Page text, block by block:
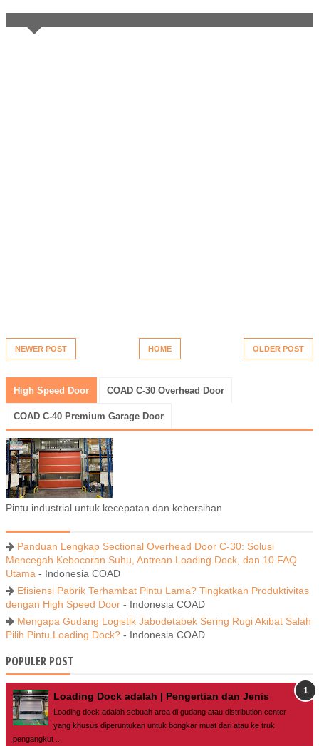
NEWER POST OLDER POST
HOME
High Speed Door COAD C-30 Overhead Door
COAD C-40 Premium Garage Door
Pintu industrial untuk kecepatan dan kebersihan
Panduan Lengkap Sectional Overhead Door C-30: Solusi
Mencegah Kebocoran Suhu, Antrean Loading Dock, dan 10 FAQ
Utama - Indonesia COAD
Efisiensi Pabrik Terhambat Pintu Lama? Tingkatkan Produktivitas
dengan High Speed Door - Indonesia COAD
Mengapa Gudang Logistik Jabodetabek Sering Rugi Akibat Salah
Pilih Pintu Loading Dock? - Indonesia COAD
POPULER POST
Loading Dock adalah | Pengertian dan Jenis
Loading dock adalah sebuah area di gudang atau distribution center
yang khusus diperuntukan untuk bongkar muat dari atau ke truk
pengangkut ...